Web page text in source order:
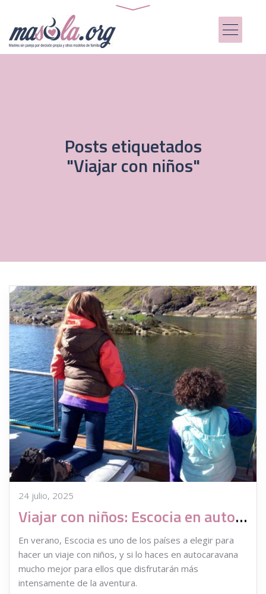
Posts etiquetados
"Viajar con niños"
24 julio, 2025
Viajar con niños: Escocia en autorcaravana
En verano, Escocia es uno de los países a elegir para
hacer un viaje con niños, y si lo haces en autocaravana
mucho mejor para ellos que disfrutarán más
intensamente de la aventura.